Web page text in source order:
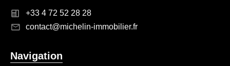
+33 4 72 52 28 28
contact@michelin-immobilier.fr
Navigation